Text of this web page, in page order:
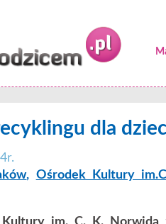
dla
, Ośrodek Kultury
Kultury im. C. K. Norwida